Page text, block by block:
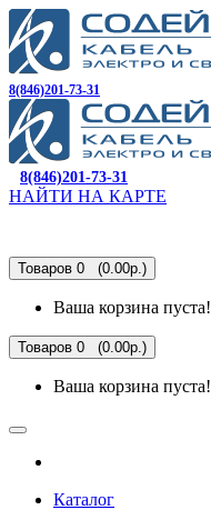
8(846)201-73-31
8(846)201-73-31
НАЙТИ НА КАРТЕ
Товаров 0 (0.00р.)
Ваша корзина пуста!
Товаров 0 (0.00р.)
Ваша корзина пуста!
Каталог